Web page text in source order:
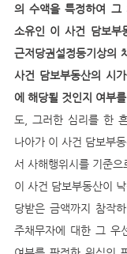
의 수액을 특정하여 그
소유인 이 사건 담보부
근저당권설정등기상의
사건 담보부동산의 시
에 해당될 것인지 여부
도, 그러한 심리를 한
나아가 이 사건 담보부
서 사해행위시를 기준
이 사건 담보부동산이
당받은 금액까지 참작
주채무자에 대한 그 우